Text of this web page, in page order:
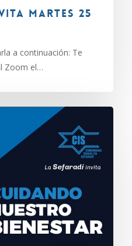
martes 25
a continuación: Te
Zoom el…